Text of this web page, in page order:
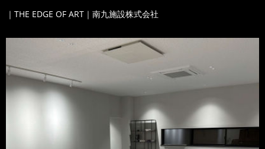
｜THE EDGE OF ART｜南九施設株式会社